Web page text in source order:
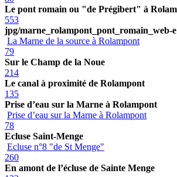
Le pont romain ou "de Prégibert" à
553
jpg/marne_rolampont_pont_romain_web-
La Marne de la source à Rolampont
79
Sur le Champ de la Noue
214
Le canal à proximité de Rolampont
135
Prise d’eau sur la Marne à Rolampont
Prise d’eau sur la Marne à Rolampont
78
Ecluse Saint-Menge
Ecluse n°8 "de St Menge"
260
En amont de l’écluse de Sainte Menge